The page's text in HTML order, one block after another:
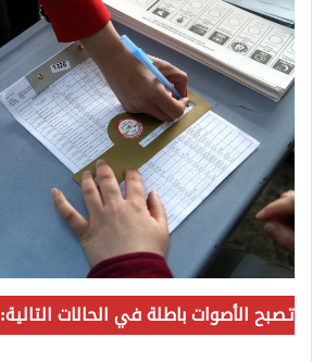
تصبح الأصوات باطلة في الحالات التالية: